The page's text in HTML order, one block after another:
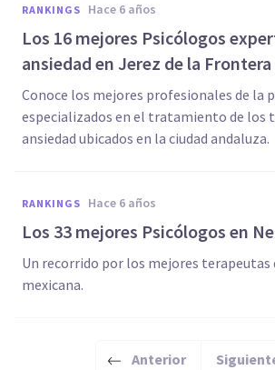
RANKINGS hace 6 años
Los 16 mejores Psicólogos
ansiedad en Jerez de la Frontera
Conoce los mejores profesionales de la
especializados en el tratamiento de los
ansiedad ubicados en la ciudad andaluza.
RANKINGS hace 6 años
Los 33 mejores Psicólogos en
Un recorrido por los mejores terapeutas
mexicana.
Anterior